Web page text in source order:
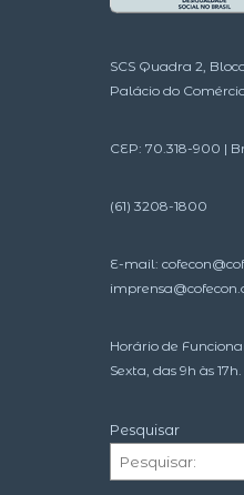
SCS Quadra 2,
Palácio do
CEP: 70.318-900 |
(61) 3208-1800
E-mail:
Horário de
Sexta, das 9h às 17h.
Pesquisar